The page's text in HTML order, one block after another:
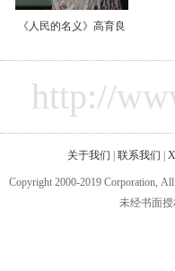
《人民的名义》高育良
http://
关于我们 联系我们
Copyright 2000-2019 Corporation,
未经书面